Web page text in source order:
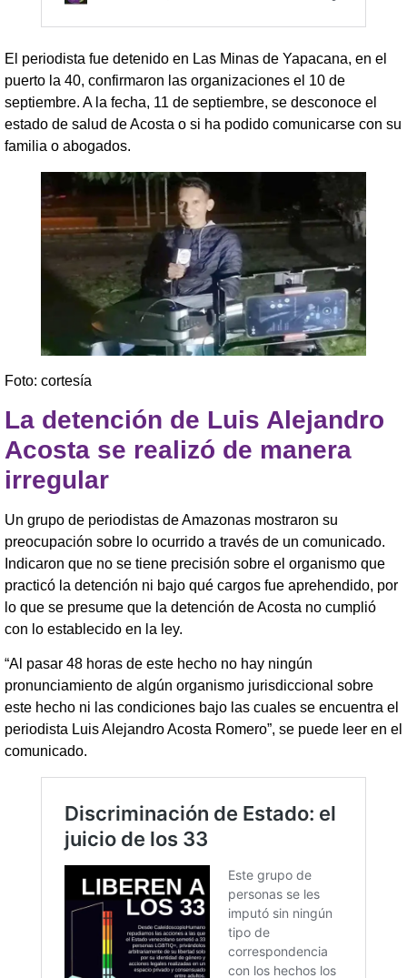
El periodista fue detenido en Las Minas de Yapacana, en el
puerto la 40, confirmaron las organizaciones el 10 de
septiembre. A la fecha, 11 de septiembre, se desconoce el
estado de salud de Acosta o si ha podido comunicarse con su
familia o abogados.
Foto: cortesía
La detención de Luis Alejandro
Acosta se realizó de manera
irregular
Un grupo de periodistas de Amazonas mostraron su
preocupación sobre lo ocurrido a través de un comunicado.
Indicaron que no se tiene precisión sobre el organismo que
practicó la detención ni bajo qué cargos fue aprehendido, por
lo que se presume que la detención de Acosta no cumplió
con lo establecido en la ley.
“Al pasar 48 horas de este hecho no hay ningún
pronunciamiento de algún organismo jurisdiccional sobre
este hecho ni las condiciones bajo las cuales se encuentra el
periodista Luis Alejandro Acosta Romero”, se puede leer en el
comunicado.